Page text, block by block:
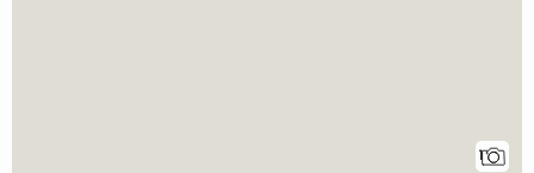
1